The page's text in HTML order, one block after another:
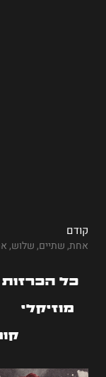
קודם
אחת, שתיים, שלוש,
כל הכרזות
מוזיקלי